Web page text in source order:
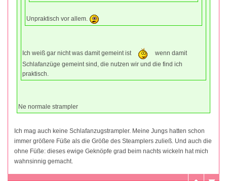
Unpraktisch vor allem.
Ich weiß gar nicht was damit gemeint ist
wenn damit
Schlafanzüge gemeint sind, die nutzen wir und die find ich
praktisch.
Ne normale strampler
Ich mag auch keine Schlafanzugstrampler. Meine Jungs hatten schon
immer größere Füße als die Größe des Steamplers zuließ. Und auch die
ohne Füße: dieses ewige Geknöpfe grad beim nachts wickeln hat mich
wahnsinnig gemacht.